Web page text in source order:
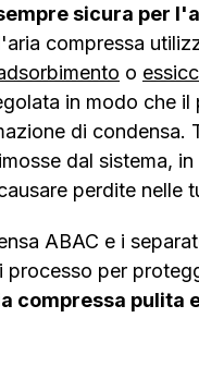
sicura per
compressa
o
in modo che
di condensa.
dal sistema,
perdite nelle
ABAC e i
processo per
compressa pulita